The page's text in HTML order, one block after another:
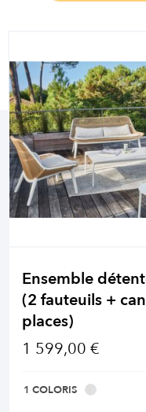
Ensemble
(2 fauteuils +
places)
1 599,00 €
1 COLORIS